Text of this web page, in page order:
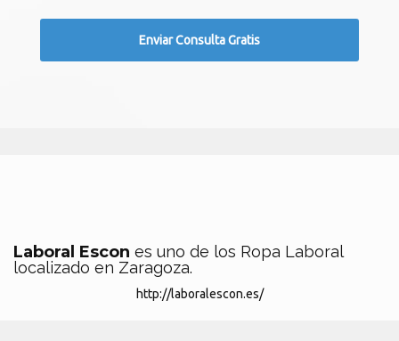
Laboral Escon es uno de los Ropa Laboral
localizado en Zaragoza.
http://laboralescon.es/